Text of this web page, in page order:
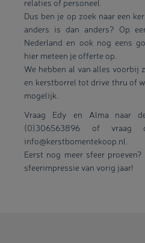
relaties of personeel.
Dus ben je op zoek naar een
anders is dan anders? Op
Nederland en ook nog eens
hier meteen je offerte op.
We hebben al van alles voorbij
en kerstborrel tot drive thru of
mogelijk.
Vraag Edy en Alma naar
(0)306563896 of vraag
info@kerstbomentekoop.nl.
Eerst nog meer sfeer
sfeerimpressie van vorig jaar!